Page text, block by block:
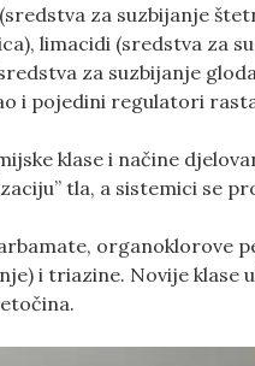
za suzbijanje
limacidi (sredstva za
za suzbijanje
i pojedini regulatori
klase i načine
tla, a sistemici se
i triazine. Novije